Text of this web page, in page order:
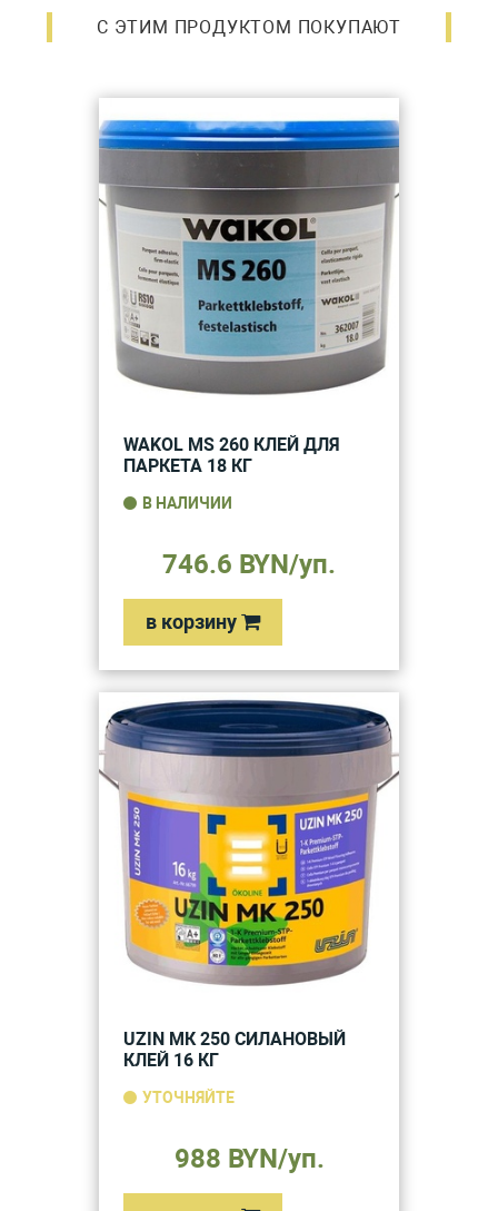
С ЭТИМ ПРОДУКТОМ ПОКУПАЮТ
WAKOL MS 260 КЛЕЙ ДЛЯ
ПАРКЕТА 18 КГ
В НАЛИЧИИ
746.6 BYN/уп.
в корзину
UZIN МК 250 СИЛАНОВЫЙ
КЛЕЙ 16 КГ
УТОЧНЯЙТЕ
988 BYN/уп.